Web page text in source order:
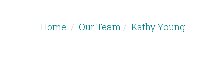
Home Our Team Kathy Young